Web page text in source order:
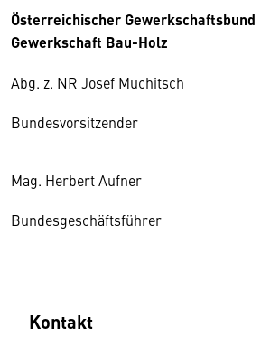
Österreichischer Gewerkschaftsbund
Gewerkschaft Bau-Holz
Abg. z. NR Josef Muchitsch
Bundesvorsitzender
Mag. Herbert Aufner
Bundesgeschäftsführer
Kontakt